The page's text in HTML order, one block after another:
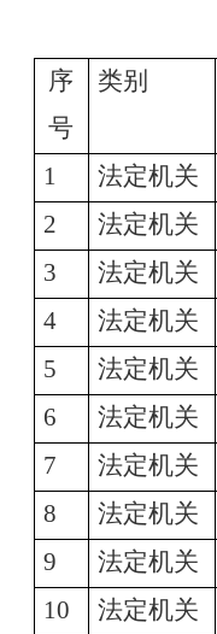
序
号
类别
1 法定机关
2
法定机关
3 法定机关
4
法定机关
5
法定机关
6
法定机关
7
法定机关
8
法定机关
9
法定机关
10
法定机关